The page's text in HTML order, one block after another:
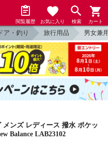
閲覧履歴 お気に入り 検索 カート
ア・釣り 旅行用品 男女兼
ンズ レディース 撥水 ポケッ
Balance LAB23102